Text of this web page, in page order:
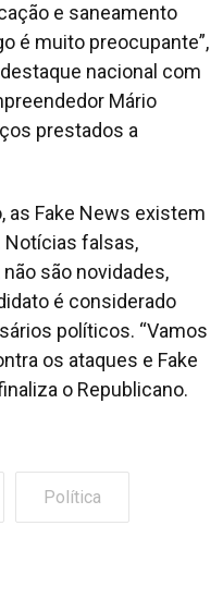
e saneamento
é muito preocupante”,
nacional com
Mário
prestados a
as Fake News existem
Notícias falsas,
são novidades,
é considerado
políticos. “Vamos
os ataques e Fake
o Republicano.
Política